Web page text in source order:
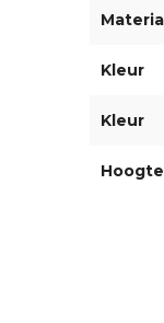
Kleur
Kleur
Hoogte